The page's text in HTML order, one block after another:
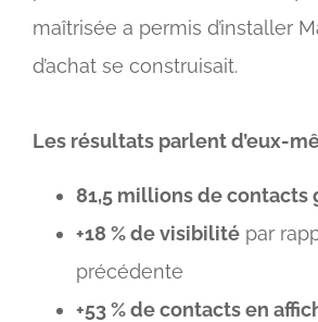
maîtrisée a permis d’installer
d’achat se construisait.
Les résultats parlent d’eux-
81,5 millions de contacts
+18 % de visibilité par
précédente
+53 % de contacts en